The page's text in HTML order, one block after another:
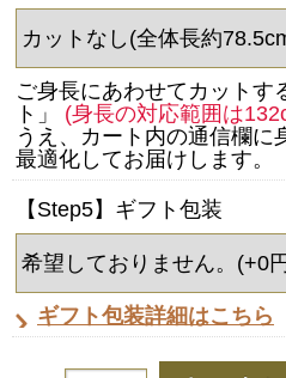
ご身長にあわせてカットす
ト」 (身長の対応範囲は
うえ、カート内の通信欄に
最適化してお届けします。
【Step5】ギフト包装
ギフト包装詳細はこちら